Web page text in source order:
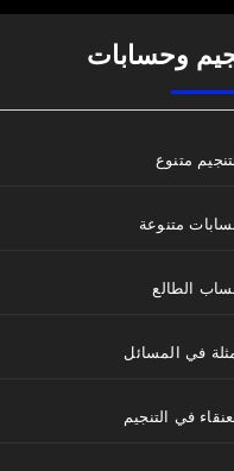
وحسابات
متنوع
متنوعة
الطالع
في المسائل
في التنجيم